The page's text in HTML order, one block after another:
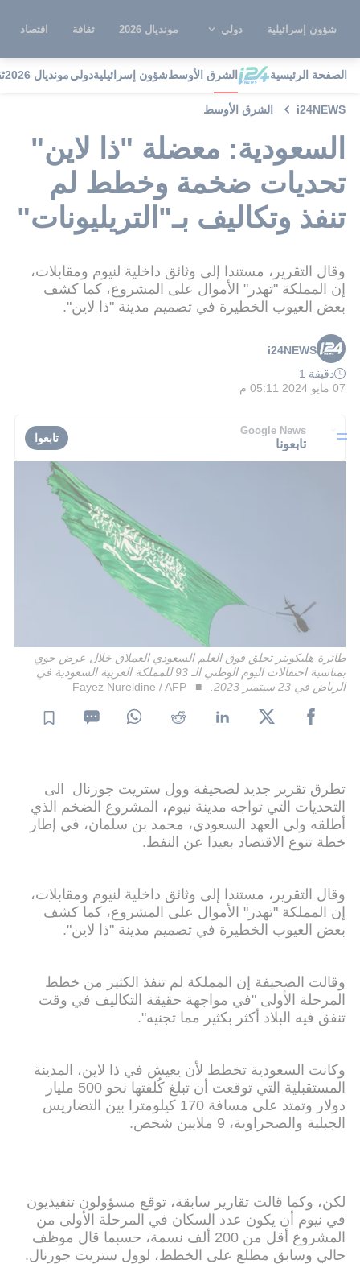
شؤون إسرائيلية دولي مونديال 2026 ثقافة اقتصاد
الصفحة الرئيسية الشرق الأوسطشؤون إسرائيليةدوليمونديال 2026
i24NEWS الشرق الأوسط
السعودية: معضلة "ذا لاين"
تحديات ضخمة وخطط لم
تنفذ وتكاليف بـ"التريليونات"
وقال التقرير، مستندا إلى وثائق داخلية لنيوم ومقابلات،
إن المملكة "تهدر" الأموال على المشروع، كما كشف
بعض العيوب الخطيرة في تصميم مدينة "ذا لاين".
i24NEWS
دقيقة 1
07 مايو 2024 05:11 م
Google News
تابعونا تابعوا
طائرة هليكوبتر تحلق فوق العلم السعودي العملاق خلال عرض جوي
بمناسبة احتفالات اليوم الوطني الـ 93 للمملكة العربية السعودية في
الرياض في 23 سبتمبر 2023.
Fayez Nureldine / AFP
تطرق تقرير جديد لصحيفة وول ستريت جورنال الى
التحديات التي تواجه مدينة نيوم، المشروع الضخم الذي
أطلقه ولي العهد السعودي، محمد بن سلمان، في إطار
خطة تنوع الاقتصاد بعيدا عن النفط.
وقال التقرير، مستندا إلى وثائق داخلية لنيوم ومقابلات،
إن المملكة "تهدر" الأموال على المشروع، كما كشف
بعض العيوب الخطيرة في تصميم مدينة "ذا لاين".
وقالت الصحيفة إن المملكة لم تنفذ الكثير من خطط
المرحلة الأولى "في مواجهة حقيقة التكاليف في وقت
تنفق فيه البلاد أكثر بكثير مما تجنيه".
وكانت السعودية تخطط لأن يعيش في ذا لاين، المدينة
المستقبلية التي توقعت أن تبلغ كُلفتها نحو 500 مليار
دولار وتمتد على مسافة 170 كيلومترا بين التضاريس
الجبلية والصحراوية، 9 ملايين شخص.
لكن، وكما قالت تقارير سابقة، توقع مسؤولون تنفيذيون
في نيوم أن يكون عدد السكان في المرحلة الأولى من
المشروع أقل من 200 ألف نسمة، حسبما قال موظف
حالي وسابق مطلع على الخطط، لوول ستريت جورنال.